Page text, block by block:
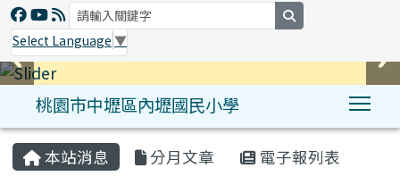
Select Language ▼
桃園市中壢區內壢國民小學
:::
本站消息 分月文章 電子報列表